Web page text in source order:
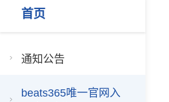
首页
通知公告
beats365唯一官网入